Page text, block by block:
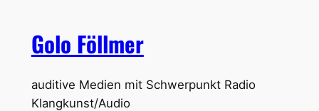
Golo Föllmer
auditive Medien mit Schwerpunkt Radio
Klangkunst/Audio